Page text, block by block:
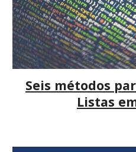
Seis métodos
Listas